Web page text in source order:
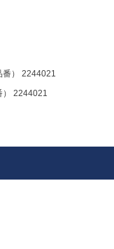
番） 2244021
） 2244021